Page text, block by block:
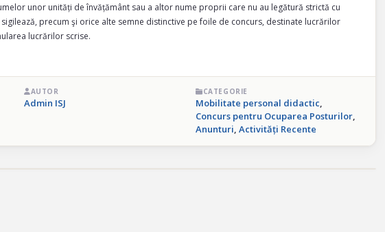
unor unități de învățământ sau a altor nume proprii care nu au legătură strictă cu
precum şi orice alte semne distinctive pe foile de concurs, destinate lucrărilor
lucrărilor scrise.
AUTOR
Admin ISJ
CATEGORIE
Mobilitate personal didactic,
Concurs pentru Ocuparea Posturilor,
Anunturi, Activități Recente